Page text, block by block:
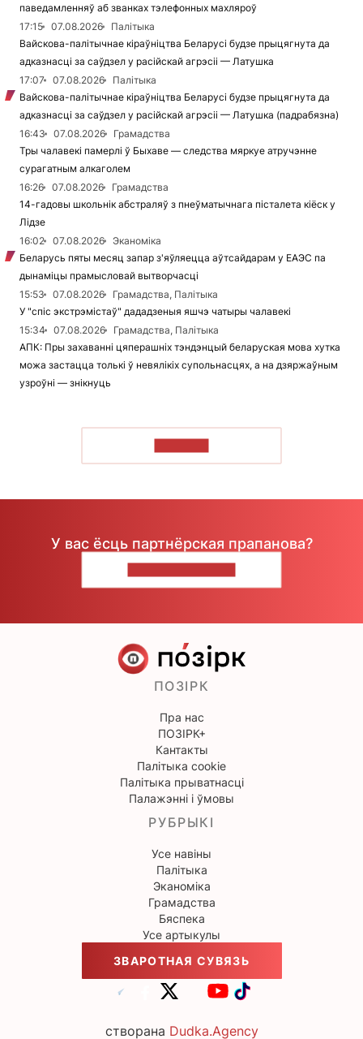
паведамленняў аб званках тэлефонных махляроў
17:15
07.08.2026
Палітыка
Вайскова-палітычнае кіраўніцтва Беларусі будзе прыцягнута да
адказнасці за саўдзел у расійскай агрэсіі — Латушка
17:07
07.08.2026
Палітыка
Вайскова-палітычнае кіраўніцтва Беларусі будзе прыцягнута да
адказнасці за саўдзел у расійскай агрэсіі — Латушка (падрабязна)
16:43
07.08.2026
Грамадства
Тры чалавекі памерлі ў Быхаве — следства мяркуе атручэнне
сурагатным алкаголем
16:26
07.08.2026
Грамадства
14-гадовы школьнік абстраляў з пнеўматычнага пісталета кіёск у
Лідзе
16:02
07.08.2026
Эканоміка
Беларусь пяты месяц запар з'яўляецца аўтсайдарам у ЕАЭС па
дынаміцы прамысловай вытворчасці
15:53
07.08.2026
Грамадства, Палітыка
У "спіс экстрэмістаў" дададзеныя яшчэ чатыры чалавекі
15:34
07.08.2026
Грамадства, Палітыка
АПК: Пры захаванні цяперашніх тэндэнцый беларуская мова хутка
можа застацца толькі ў невялікіх супольнасцях, а на дзяржаўным
узроўні — знікнуць
У вас ёсць партнёрская прапанова?
ПОЗІРК
Пра нас
ПОЗІРК+
Кантакты
Палітыка cookie
Палітыка прыватнасці
Палажэнні і ўмовы
РУБРЫКІ
Усе навіны
Палітыка
Эканоміка
Грамадства
Бяспека
Усе артыкулы
ЗВАРОТНАЯ СУВЯЗЬ
створана Dudka.Agency